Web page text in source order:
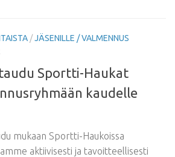
/JÄSENILLE / VALMENNUS
Sportti-Haukat
kaudelle
mukaan Sportti-Haukoissa
aktiivisesti ja tavoitteellisesti